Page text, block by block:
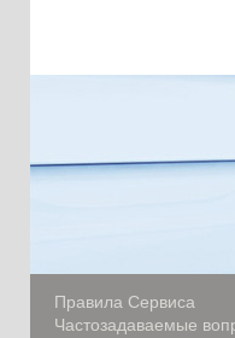
Правила Сервиса
Частозадаваемые